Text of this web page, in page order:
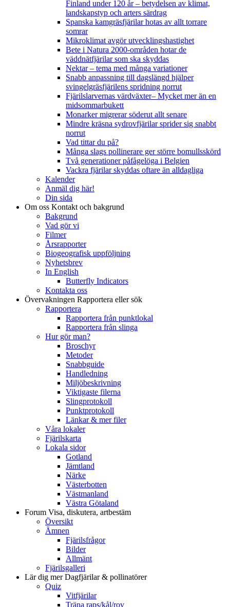
Finland under 120 år– betydelsen av klimat,
landskapstyp och arters särdrag
Spanska kamgräsfjärilar hotas av allt torrare
somrar
Mikroklimat avgör utvecklingshastighet
Bete i Natura 2000-områden hotar de
väddnätfjärilar som ska skyddas
Nektar – tema med många variationer
Snabb anpassning till dagslängd hjälper
svingelgräsfjärilens spridning norrut
Fjärilslarvernas värdväxter– Mycket mer än en
midsommarbukett
Monarker migrerar söderut allt senare
Mindre kräsna sydrovfjärilar sprider sig snabbt
norrut
Vad tittar du på?
Många slags pollinerare ger större bomullsskörd
Två generationer påfågelöga i Belgien
Vackra fjärilar skyddas oftare än alldagliga
Kalender
Anmäl dig här!
Din sida
Om oss Kontakt och bakgrund
Bakgrund
Vad gör vi
Filmer
Årsrapporter
Biogeografisk uppföljning
Nyhetsbrev
In English
Butterfly Indicators
Kontakta oss
Övervakningen Rapportera eller sök
Rapportera
Rapportera från punktlokal
Rapportera från slinga
Hur gör man?
Broschyr
Metoder
Snabbguide
Handledning
Miljöbeskrivning
Viktigaste filerna
Slingprotokoll
Punktprotokoll
Länkar & mer filer
Våra lokaler
Fjärilskarta
Lokala sidor
Gotland
Jämtland
Närke
Västerbotten
Västmanland
Västra Götaland
Forum Visa, diskutera, artbestäm
Översikt
Ämnen
Fjärilsfrågor
Bilder
Allmänt
Fjärilsgalleri
Lär dig merDagfjärilar & pollinatörer
Quiz
Vitfjärilar
Träna raps/kål/rov